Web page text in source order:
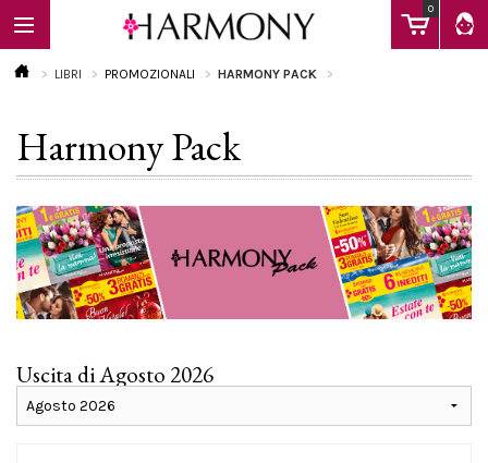
0
EBOOK
LIBRI
Calendario
FAQ
LIBRI PROMOZIONALI HARMONY PACK
Harmony Pack
Uscita di Agosto 2026